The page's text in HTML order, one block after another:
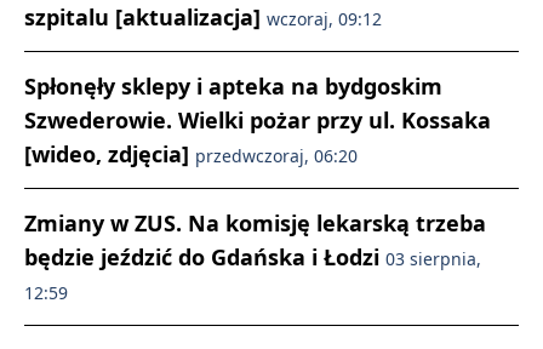
szpitalu [aktualizacja] wczoraj, 09:12
Spłonęły sklepy i apteka na bydgoskim
Szwederowie. Wielki pożar przy ul. Kossaka
[wideo, zdjęcia] przedwczoraj, 06:20
Zmiany w ZUS. Na komisję lekarską trzeba
będzie jeździć do Gdańska i Łodzi 03 sierpnia,
12:59